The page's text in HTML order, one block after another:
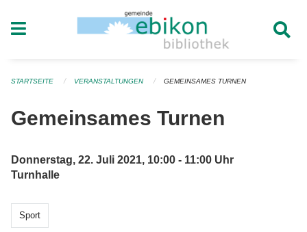
STARTSEITE VERANSTALTUNGEN GEMEINSAMES TURNEN
Gemeinsames Turnen
Donnerstag, 22. Juli 2021, 10:00 - 11:00 Uhr
Turnhalle
Sport